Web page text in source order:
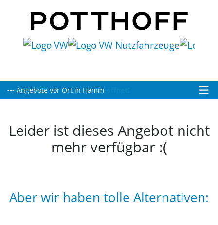
Heute bis 19:00 Uhr für Sie geöffnet!
Leider ist dieses Angebot nicht
mehr verfügbar :(
Aber wir haben tolle Alternativen: